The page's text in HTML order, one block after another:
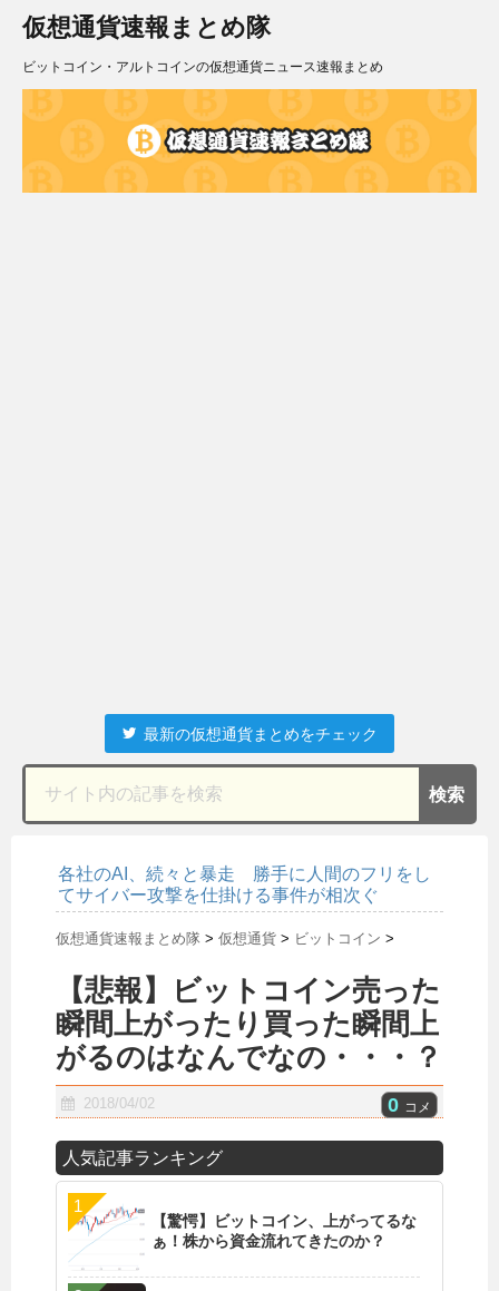
仮想通貨速報まとめ隊
ビットコイン・アルトコインの仮想通貨ニュース速報まとめ
最新の仮想通貨まとめをチェック
各社のAI、続々と暴走 勝手に人間のフリをし
てサイバー攻撃を仕掛ける事件が相次ぐ
仮想通貨速報まとめ隊 > 仮想通貨 > ビットコイン >
【悲報】ビットコイン売った
瞬間上がったり買った瞬間上
がるのはなんでなの・・・？
2018/04/02 0 コメ
人気記事ランキング
【驚愕】ビットコイン、上がってるな
ぁ！株から資金流れてきたのか？